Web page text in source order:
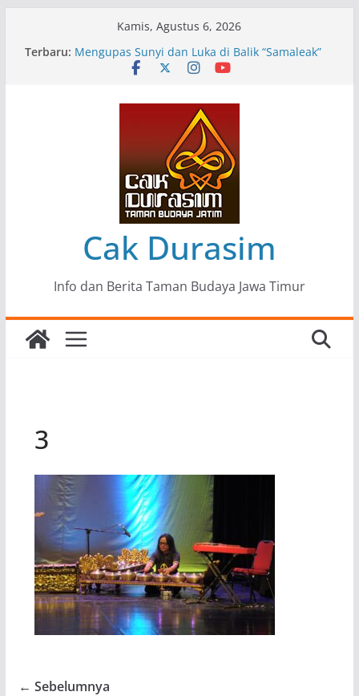
Kamis, Agustus 6, 2026
Terbaru: Pameran Lukisan Komunitas Patria Seni Rupa
Kota Blitar : Ketika “Bergerak” Menjadi Mantra
Mengupas Sunyi dan Luka di Balik “Samaleak”
Menjaga Marwah Seni dan Budaya: Catatan
Kunjungan Kerja Ir. Bambang Haryo Soekartono
(BHS) Anggota DPR RI ke Taman Budaya Jawa
Pameran Tunggal 35 Karya Agus Koecink
“Tumbang Tambang”, Ungkapan Kritis Tentang
Derita Pekerja Pertambangan
Cak Durasim
Info dan Berita Taman Budaya Jawa Timur
3
← Sebelumnya